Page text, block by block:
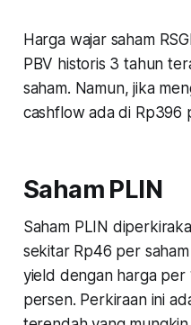
Harga wajar saham
PBV historis 3 tahun
saham. Namun, jika
cashflow ada di Rp396
Saham PLIN
Saham PLIN
sekitar Rp46 per
yield dengan harga per
persen. Perkiraan ini